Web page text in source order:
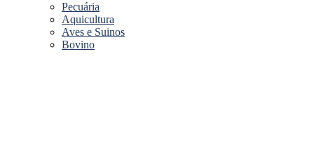
Pecuária
Aquicultura
Aves e Suinos
Bovino